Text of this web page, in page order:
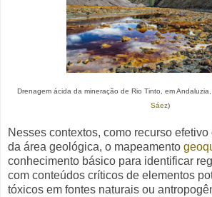
Drenagem ácida da mineração de Rio Tinto, em
Sáez)
Nesses contextos, como recurso
da área geológica, o mapeamento
conhecimento básico para identificar
com conteúdos críticos de elementos
tóxicos em fontes naturais ou